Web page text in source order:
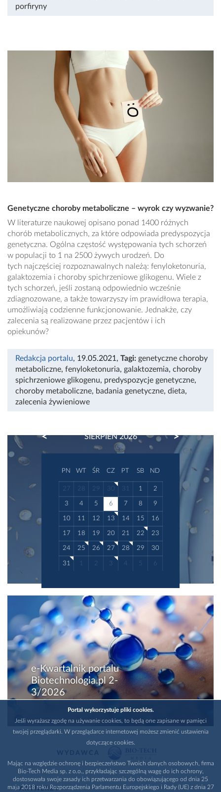
porfiryny
Genetyczne choroby metaboliczne – wyrok czy wyzwanie?
W literaturze naukowej opisano ponad 1400 różnych
chorób metabolicznych, za które odpowiada predyspozycja
genetyczna. Ogólna częstość występowania tych schorzeń
w populacji to 1 na 2500 żywych urodzeń. Do
tych najczęściej rozpoznawalnych należą: fenyloketonuria,
galaktozemia i choroby spichrzeniowe glikogenu. Wiele z
tych schorzeń, jeśli zostaną odpowiednio wcześnie
zdiagnozowane, a także towarzyszy im prawidłowa terapia,
umożliwiają codzienne funkcjonowanie. Jednakże, czy
zalecenia są realizowane przez pacjentów i ich
opiekunów?
Redakcja portalu, 19.05.2021 , Tagi: genetyczne choroby
metaboliczne, fenyloketonuria, galaktozemia, choroby
spichrzeniowe glikogenu, predyspozycje genetyczne,
choroby metaboliczne, badania genetyczne, dieta,
zalecenia żywieniowe
SIERPIEŃ 2026
PREVIOUS NEXT
PN WT ŚR CZ PT SB ND
27 28 29 30 31 1 2
3 4 5 6 7 8 9
10 11 12 13 14 15 16
17 18 19 20 21 22 23
24 25 26 27 28 29 30
31 1 2 3 4 5 6
e-Kwartalnik portalu
Biotechnologia.pl 2-
3/2026
PARTNERZY
Portal wykorzystuje pliki cookies.
Jeśli wyrażasz zgodę na używanie cookies, to będą one zapisane w pamięci
twojej przeglądarki. W przeglądarce internetowej możesz zmienić ustawienia
dotyczące cookies.
Mając na względzie ochronę i bezpieczeństwo Twoich danych osobowych, firma
Bio-Tech Media sp. z o.o., przykładając szczególną wagę do ich ochrony,
dostosowała swoje zasady ich przetwarzania do obowiązującego od dnia 25
maja 2018 roku Rozporządzenia Parlamentu Europejskiego i Rady (UE) z dnia 27